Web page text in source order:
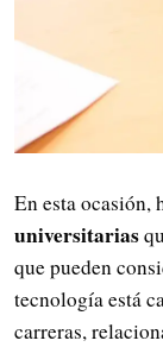
En esta ocasión,
universitarias
que pueden
tecnología está
carreras,